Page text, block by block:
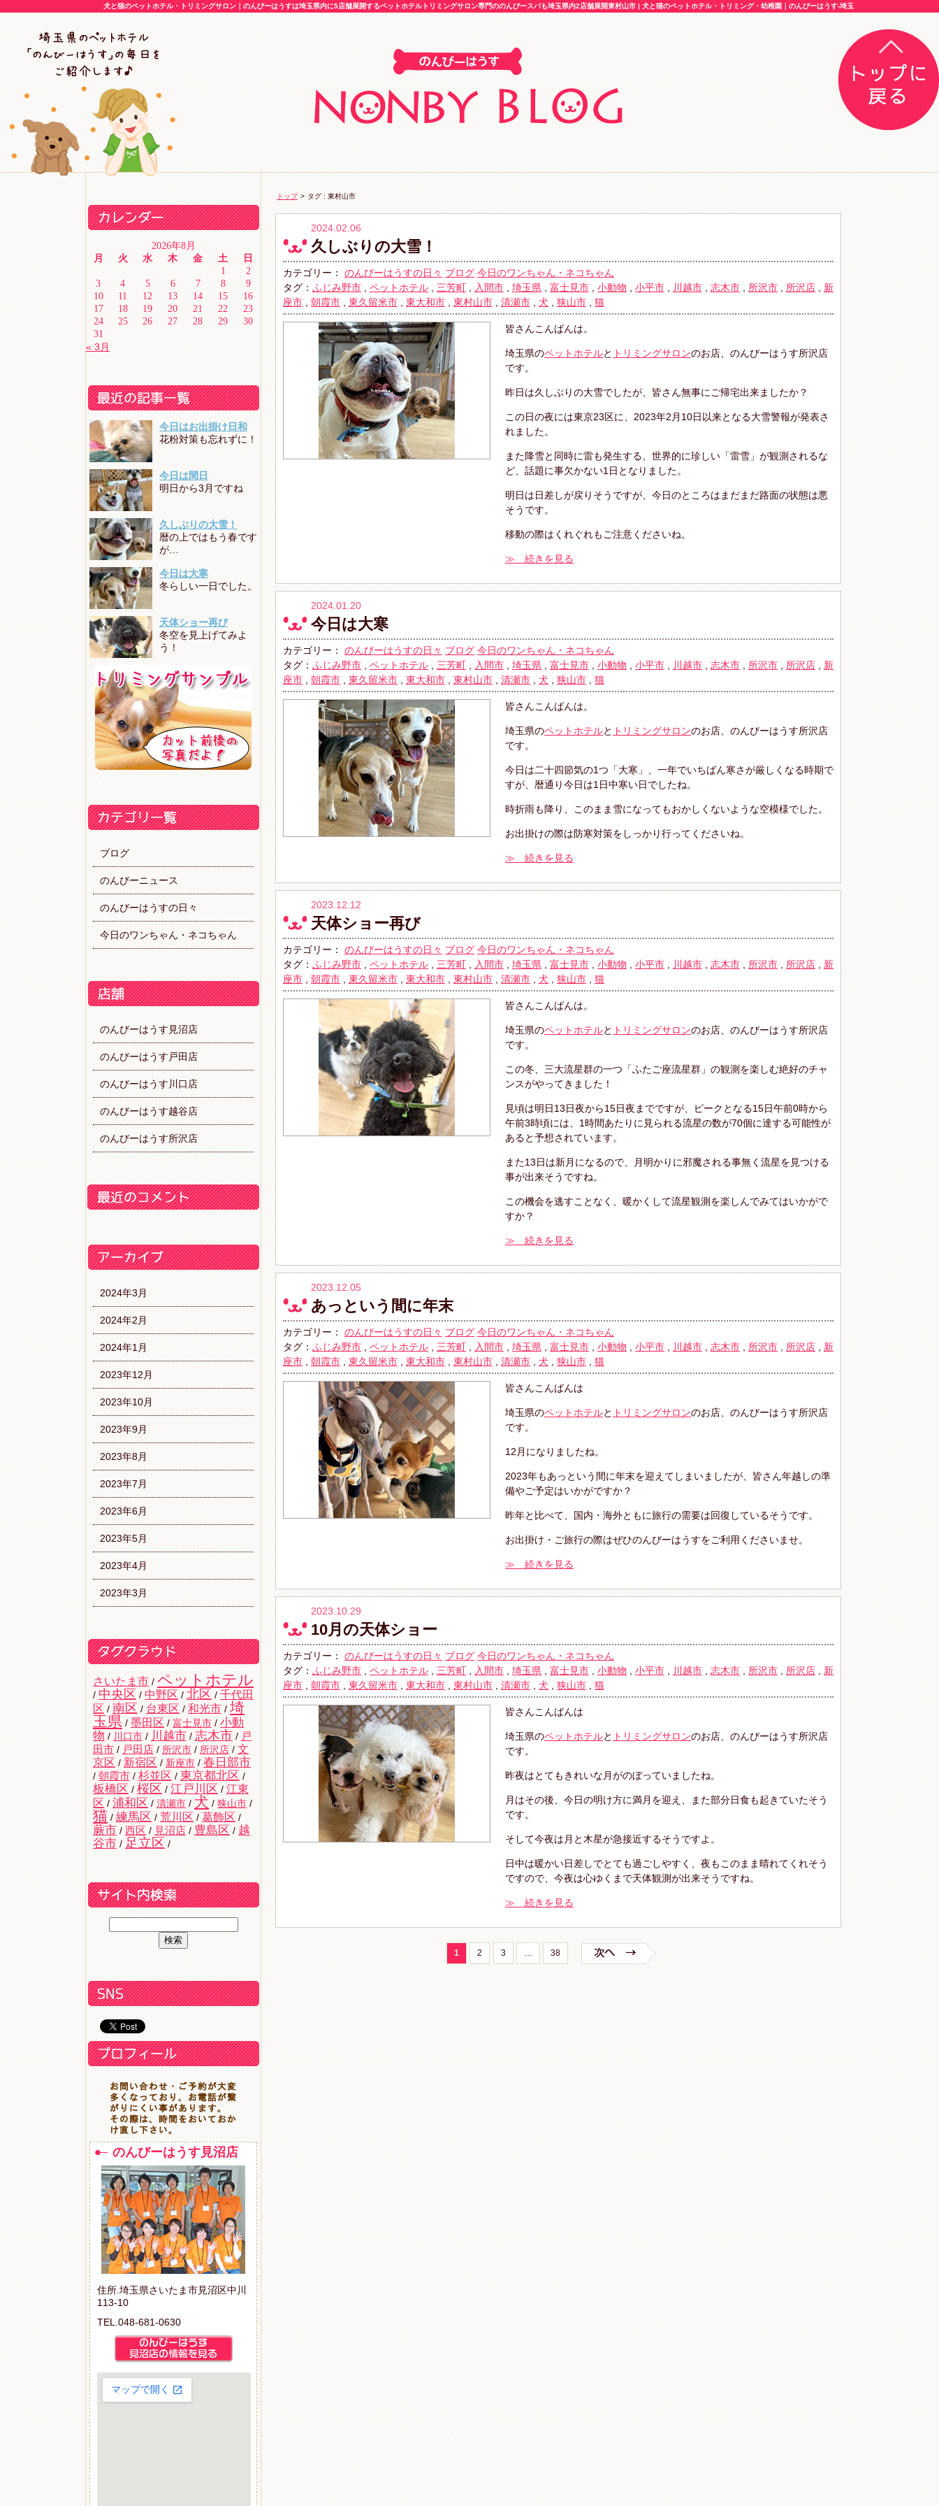
犬と猫のペットホテル・トリミングサロン｜のんびーはうすは埼玉県内に5店舗展開するペットホテルトリミングサロン専門ののんびースパも埼玉県内2店舗展開東村山市 | 犬と猫のペットホテル・トリミング・幼稚園｜のんびーはうす-埼玉
2026年8月
月
火 水 木 金 土
日
1
2
3
4 5 6 7 8
9
10
11 12 13 14 15
16
17
18 19 20 21 22
23
24
25 26 27 28 29
30
31
« 3月
今日はお出掛け日和
花粉対策も忘れずに！
今日は閏日
明日から3月ですね
久しぶりの大雪！
暦の上ではもう春です
が…
今日は大寒
冬らしい一日でした。
天体ショー再び
冬空を見上げてみよ
う！
ブログ
のんびーニュース
のんびーはうすの日々
今日のワンちゃん・ネコちゃん
のんびーはうす見沼店
のんびーはうす戸田店
のんびーはうす川口店
のんびーはうす越谷店
のんびーはうす所沢店
2024年3月
2024年2月
2024年1月
2023年12月
2023年10月
2023年9月
2023年8月
2023年7月
2023年6月
2023年5月
2023年4月
2023年3月
さいたま市 / ペットホテル
/ 中央区 / 中野区 / 北区 / 千代田
区 / 南区 / 台東区 / 和光市 / 埼
玉県 / 墨田区 / 富士見市 / 小動
物 / 川口市 / 川越市 / 志木市 / 戸
田市 / 戸田店 / 所沢市 / 所沢店 / 文
京区 / 新宿区 / 新座市 / 春日部市
/ 朝霞市 / 杉並区 / 東京都北区 /
板橋区 / 桜区 / 江戸川区 / 江東
区 / 浦和区 / 清瀬市 / 犬 / 狭山市 /
猫 / 練馬区 / 荒川区 / 葛飾区 /
蕨市 / 西区 / 見沼店 / 豊島区 / 越
谷市 / 足立区 /
のんびーはうす見沼店
住所.埼玉県さいたま市見沼区中川
113-10
TEL.048-681-0630
トップ > タグ : 東村山市
2024.02.06
久しぶりの大雪！
カテゴリー： のんびーはうすの日々 ブログ 今日のワンちゃん・ネコちゃん
タグ： ふじみ野市 ペットホテル 三芳町 入間市 埼玉県 富士見市 小動物 小平市 川越市 志木市 所沢市 所沢店
新
座市
朝霞市 東久留米市 東大和市 東村山市 清瀬市 犬 狭山市 猫
皆さんこんばんは。
埼玉県のペットホテルと トリミングサロンのお店、のんびーはうす所沢店
です。
昨日は久しぶりの大雪でしたが、皆さん無事にご帰宅出来ましたか？
この日の夜には東京23区に、2023年2月10日以来となる大雪警報が発表さ
れました。
また降雪と同時に雷も発生する、世界的に珍しい「雷雪」が観測されるな
ど、話題に事欠かない1日となりました。
明日は日差しが戻りそうですが、今日のところはまだまだ路面の状態は悪
そうです。
移動の際はくれぐれもご注意くださいね。
≫ 続きを見る
2024.01.20
今日は大寒
カテゴリー： のんびーはうすの日々 ブログ 今日のワンちゃん・ネコちゃん
タグ： ふじみ野市 ペットホテル 三芳町 入間市 埼玉県 富士見市 小動物 小平市 川越市 志木市 所沢市 所沢店
新
座市
朝霞市 東久留米市 東大和市 東村山市 清瀬市 犬 狭山市 猫
皆さんこんばんは。
埼玉県のペットホテルと トリミングサロンのお店、のんびーはうす所沢店
です。
今日は二十四節気の1つ「大寒」、一年でいちばん寒さが厳しくなる時期で
すが、暦通り今日は1日中寒い日でしたね。
時折雨も降り、このまま雪になってもおかしくないような空模様でした。
お出掛けの際は防寒対策をしっかり行ってくださいね。
≫ 続きを見る
2023.12.12
天体ショー再び
カテゴリー： のんびーはうすの日々 ブログ 今日のワンちゃん・ネコちゃん
タグ： ふじみ野市 ペットホテル 三芳町 入間市 埼玉県 富士見市 小動物 小平市 川越市 志木市 所沢市 所沢店
新
座市
朝霞市 東久留米市 東大和市 東村山市 清瀬市 犬 狭山市 猫
皆さんこんばんは。
埼玉県のペットホテルと トリミングサロンのお店、のんびーはうす所沢店
です。
この冬、三大流星群の一つ「ふたご座流星群」の観測を楽しむ絶好のチャ
ンスがやってきました！
見頃は明日13日夜から15日夜までですが、ピークとなる15日午前0時から
午前3時頃には、1時間あたりに見られる流星の数が70個に達する可能性が
あると予想されています。
また13日は新月になるので、月明かりに邪魔される事無く流星を見つける
事が出来そうですね。
この機会を逃すことなく、暖かくして流星観測を楽しんでみてはいかがで
すか？
≫ 続きを見る
2023.12.05
あっという間に年末
カテゴリー： のんびーはうすの日々 ブログ 今日のワンちゃん・ネコちゃん
タグ： ふじみ野市 ペットホテル 三芳町 入間市 埼玉県 富士見市 小動物 小平市 川越市 志木市 所沢市 所沢店
新
座市
朝霞市 東久留米市 東大和市 東村山市 清瀬市 犬 狭山市 猫
皆さんこんばんは
埼玉県のペットホテルと トリミングサロンのお店、のんびーはうす所沢店
です。
12月になりましたね。
2023年もあっという間に年末を迎えてしまいましたが、皆さん年越しの準
備やご予定はいかがですか？
昨年と比べて、国内・海外ともに旅行の需要は回復しているそうです。
お出掛け・ご旅行の際はぜひのんびーはうすをご利用くださいませ。
≫ 続きを見る
2023.10.29
10月の天体ショー
カテゴリー： のんびーはうすの日々 ブログ 今日のワンちゃん・ネコちゃん
タグ： ふじみ野市 ペットホテル 三芳町 入間市 埼玉県 富士見市 小動物 小平市 川越市 志木市 所沢市 所沢店
新
座市
朝霞市 東久留米市 東大和市 東村山市 清瀬市 犬 狭山市 猫
皆さんこんばんは
埼玉県のペットホテルと トリミングサロンのお店、のんびーはうす所沢店
です。
昨夜はとてもきれいな月がのぼっていましたね。
月はその後、今日の明け方に満月を迎え、また部分日食も起きていたそう
です。
そして今夜は月と木星が急接近するそうですよ。
日中は暖かい日差しでとても過ごしやすく、夜もこのまま晴れてくれそう
ですので、今夜は心ゆくまで天体観測が出来そうですね。
≫ 続きを見る
1 2 3 … 38